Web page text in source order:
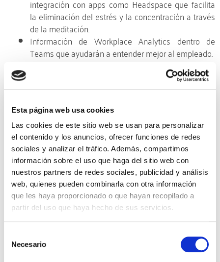
Esta página web usa cookies
Las cookies de este sitio web se usan para personalizar
el contenido y los anuncios, ofrecer funciones de redes
sociales y analizar el tráfico. Además, compartimos
información sobre el uso que haga del sitio web con
nuestros partners de redes sociales, publicidad y análisis
web, quienes pueden combinarla con otra información
que les haya proporcionado o que hayan recopilado a
partir del uso que haya hecho de sus servicios.
Necesario
integración con apps como Headspace que facilita
la eliminación del estrés y la concentración a través
de la meditación.
Información de Workplace Analytics dentro de
Teams que ayudarán a entender mejor al empleado.
Herramientas de seguridad adicional y compliance.
Mejoras en la Power Platform en Teams que
facilitarán la creación y uso de apps de no código,
resolver mejor los desafíos del negocio usando
información dePower BIdentro de Teams.
En otras herramientas comoSharePointse han incorporado
también novedades. Por ejemplo, SharePoint Syntex una
nueva solución de administración de contenido empresarial
que facilita la búsqueda usando Inteligencia Artificial de
compresión de contenidos y automatización de procesos.